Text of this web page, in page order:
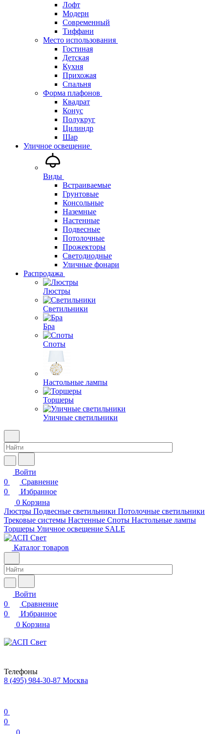
Лофт
Модерн
Современный
Тиффани
Место использования
Гостиная
Детская
Кухня
Прихожая
Спальня
Форма плафонов
Квадрат
Конус
Полукруг
Цилиндр
Шар
Уличное освещение
Виды
Встраиваемые
Грунтовые
Консольные
Наземные
Настенные
Подвесные
Потолочные
Прожекторы
Светодиодные
Уличные фонари
Распродажа
Люстры
Светильники
Бра
Споты
Настольные лампы
Торшеры
Уличные светильники
Войти
0
Сравнение
0
Избранное
0 Корзина
Люстры Подвесные светильники Потолочные светильники
Трековые системы Настенные Споты Настольные лампы
Торшеры Уличное освещение SALE
Каталог товаров
Войти
0
Сравнение
0
Избранное
0 Корзина
Телефоны
8 (495) 984-30-87 Москва
0
0
0